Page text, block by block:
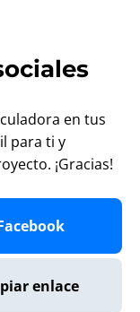
en tus
para ti y
¡Gracias!
enlace